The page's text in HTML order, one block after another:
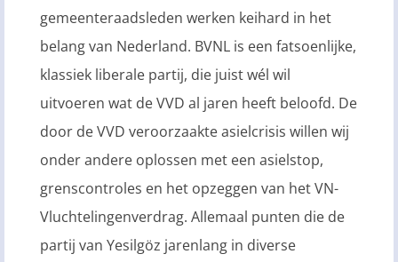
gemeenteraadsleden werken keihard in het
belang van Nederland. BVNL is een fatsoenlijke,
klassiek liberale partij, die juist wél wil
uitvoeren wat de VVD al jaren heeft beloofd. De
door de VVD veroorzaakte asielcrisis willen wij
onder andere oplossen met een asielstop,
grenscontroles en het opzeggen van het VN-
Vluchtelingenverdrag. Allemaal punten die de
partij van Yesilgöz jarenlang in diverse